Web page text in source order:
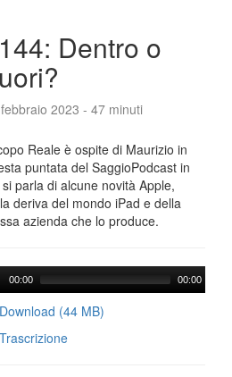
Dentro o
2023 - 47 minuti
Reale è ospite di Maurizio in
puntata del SaggioPodcast in
parla di alcune novità Apple,
deriva del mondo iPad e della
azienda che lo produce.
00:00 00:00
(44 MB)